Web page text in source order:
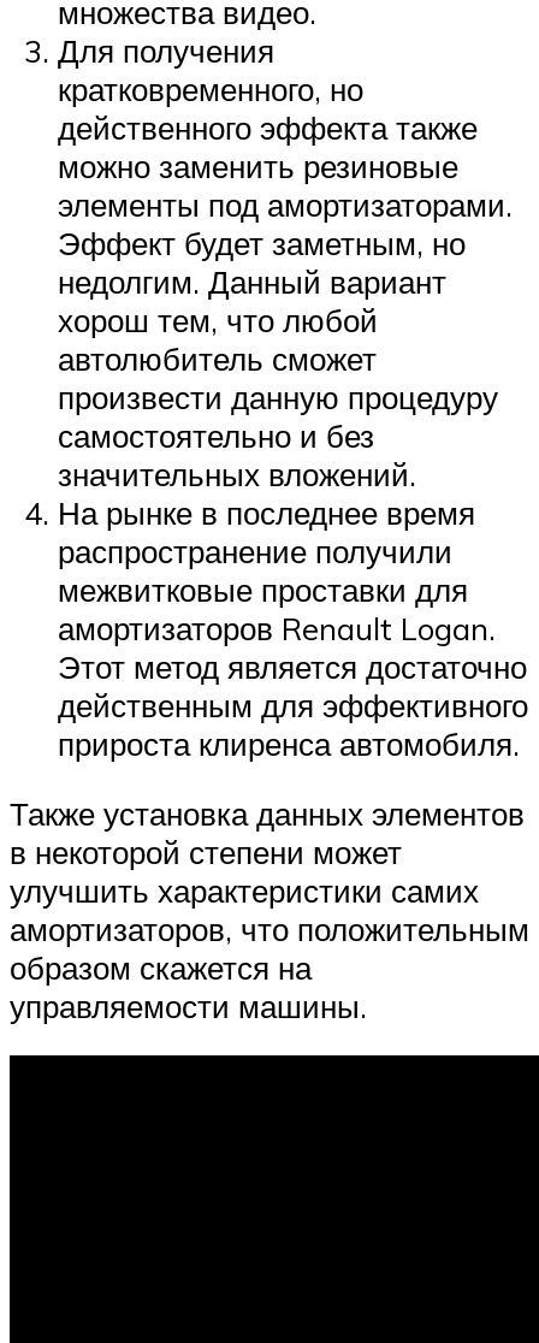
множества видео.
Для получения
кратковременного, но
действенного эффекта также
можно заменить резиновые
элементы под амортизаторами.
Эффект будет заметным, но
недолгим. Данный вариант
хорош тем, что любой
автолюбитель сможет
произвести данную процедуру
самостоятельно и без
значительных вложений.
На рынке в последнее время
распространение получили
межвитковые проставки для
амортизаторов Renault Logan.
Этот метод является достаточно
действенным для эффективного
прироста клиренса автомобиля.
Также установка данных элементов
в некоторой степени может
улучшить характеристики самих
амортизаторов, что положительным
образом скажется на
управляемости машины.